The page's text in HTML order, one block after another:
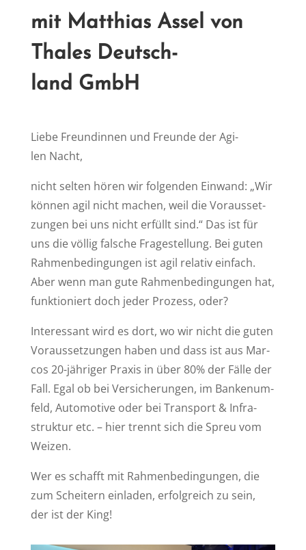
mit Mat­thi­as As­sel von
Tha­les Deutsch­
land GmbH
Lie­be Freun­din­nen und Freun­de der Agi­
len Nacht,
nicht sel­ten hö­ren wir fol­gen­den Ein­wand: „Wir
kön­nen agil nicht ma­chen, weil die Vor­aus­set­
zun­gen bei uns nicht er­füllt sind.“ Das ist für
uns die völ­lig fal­sche Fra­ge­stel­lung. Bei gu­ten
Rah­men­be­din­gun­gen ist agil re­la­tiv ein­fach.
Aber wenn man gu­te Rah­men­be­din­gun­gen hat,
funk­tio­niert doch je­der Pro­zess, oder?
In­ter­es­sant wird es dort, wo wir nicht die gu­ten
Vor­aus­set­zun­gen ha­ben und dass ist aus Mar­
cos 20-jäh­ri­ger Pra­xis in über 80% der Fäl­le der
Fall. Egal ob bei Ver­si­che­run­gen, im Ban­ken­um­
feld, Au­to­mo­ti­ve oder bei Trans­port & In­fra­
struk­tur etc. – hier trennt sich die Spreu vom
Weizen.
Wer es schafft mit Rah­men­be­din­gun­gen, die
zum Schei­tern ein­la­den, er­folg­reich zu sein,
der ist der King!